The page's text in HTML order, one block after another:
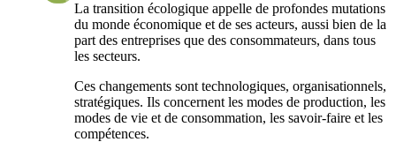
La transition écologique appelle de profondes mutations
du monde économique et de ses acteurs, aussi bien de la
part des entreprises que des consommateurs, dans tous
les secteurs.
Ces changements sont technologiques, organisationnels,
stratégiques. Ils concernent les modes de production, les
modes de vie et de consommation, les savoir-faire et les
compétences.